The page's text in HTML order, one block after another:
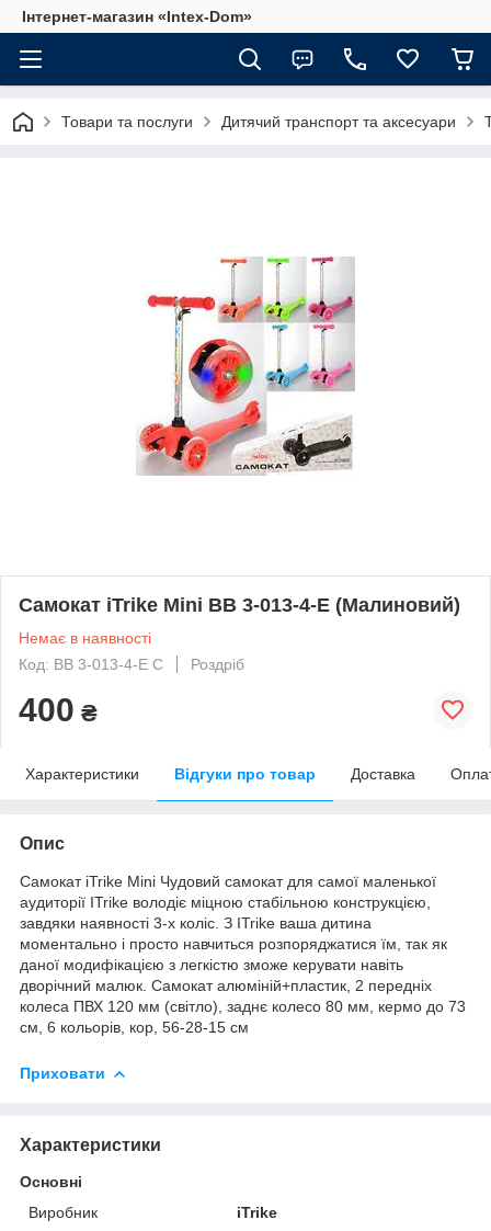
Інтернет-магазин «Intex-Dom»
Товари та послуги Дитячий транспорт та аксесуари
Самокат iTrike Mini BB 3-013-4-E (Малиновий)
Немає в наявності
Код: BB 3-013-4-E C
Роздріб
400 ₴
Характеристики Відгуки про товар Доставка
Опис
Самокат iTrike Mini Чудовий самокат для самої маленької
аудиторії ITrike володіє міцною стабільною конструкцією,
завдяки наявності 3-х коліс. З ITrike ваша дитина
моментально і просто навчиться розпоряджатися їм, так як
даної модифікацією з легкістю зможе керувати навіть
дворічний малюк. Самокат алюміній+пластик, 2 передніх
колеса ПВХ 120 мм (світло), заднє колесо 80 мм, кермо до 73
см, 6 кольорів, кор, 56-28-15 см
Приховати
Характеристики
Основні
Виробник
iTrike